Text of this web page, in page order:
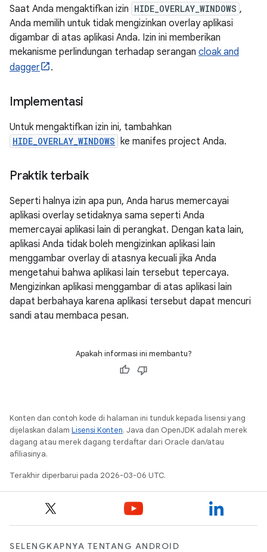
Saat Anda mengaktifkan izin HIDE_OVERLAY_WINDOWS ,
Anda memilih untuk tidak mengizinkan overlay aplikasi
digambar di atas aplikasi Anda. Izin ini memberikan
mekanisme perlindungan terhadap serangan cloak and
dagger
.
Implementasi
Untuk mengaktifkan izin ini, tambahkan
HIDE_OVERLAY_WINDOWS ke manifes project Anda.
Praktik terbaik
Seperti halnya izin apa pun, Anda harus memercayai
aplikasi overlay setidaknya sama seperti Anda
memercayai aplikasi lain di perangkat. Dengan kata lain,
aplikasi Anda tidak boleh mengizinkan aplikasi lain
menggambar overlay di atasnya kecuali jika Anda
mengetahui bahwa aplikasi lain tersebut tepercaya.
Mengizinkan aplikasi menggambar di atas aplikasi lain
dapat berbahaya karena aplikasi tersebut dapat mencuri
sandi atau membaca pesan.
Apakah informasi ini membantu?
Konten dan contoh kode di halaman ini tunduk kepada lisensi yang
dijelaskan dalam Lisensi Konten. Java dan OpenJDK adalah merek
dagang atau merek dagang terdaftar dari Oracle dan/atau
afiliasinya.
Terakhir diperbarui pada 2026-03-06 UTC.
SELENGKAPNYA TENTANG ANDROID